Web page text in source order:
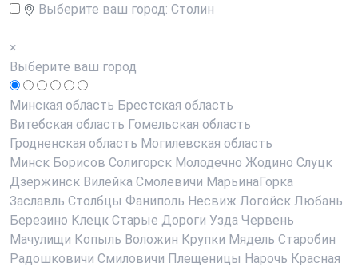
Выберите ваш город: Столин
×
Выберите ваш город
Минская область Брестская область
Витебская область Гомельская область
Гродненская область Могилевская область
Минск Борисов Солигорск Молодечно Жодино Слуцк
Дзержинск Вилейка Смолевичи МарьинаГорка
Заславль Столбцы Фаниполь Несвиж Логойск Любань
Березино Клецк Старые Дороги Узда Червень
Мачулищи Копыль Воложин Крупки Мядель Старобин
Радошковичи Смиловичи Плещеницы Нарочь Красная